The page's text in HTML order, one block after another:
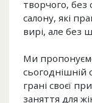
творчого, без
салону, які
вирі, але без
Ми
сьогоднішній
грані своєї
заняття для